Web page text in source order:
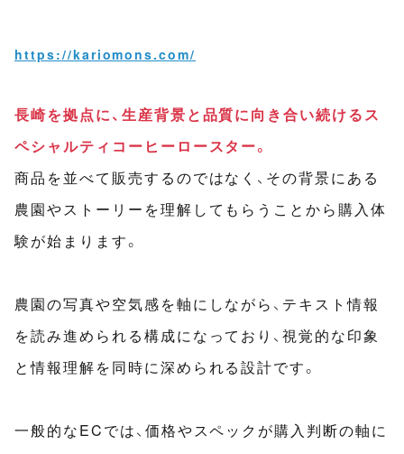
https://kariomons.com/
長崎を拠点に、生産背景と品質に向き合い続けるス
ペシャルティコーヒーロースター。
商品を並べて販売するのではなく、その背景にある
農園やストーリーを理解してもらうことから購入体
験が始まります。
農園の写真や空気感を軸にしながら、テキスト情報
を読み進められる構成になっており、視覚的な印象
と情報理解を同時に深められる設計です。
一般的なECでは、価格やスペックが購入判断の軸に